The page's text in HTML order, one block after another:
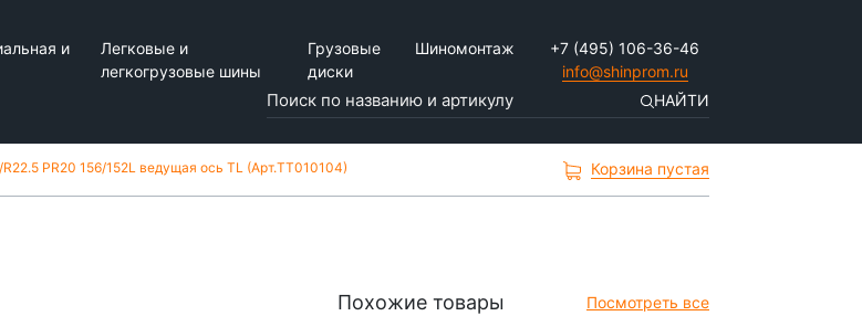
и
Легковые и
легкогрузовые шины
Грузовые
диски
Шиномонтаж
+7 (495) 106-36-46
info@shinprom.ru
НАЙТИ
R22.5 PR20 156/152L ведущая ось TL (Арт.TT010104) Корзина пустая
Похожие товары Посмотреть все